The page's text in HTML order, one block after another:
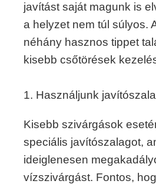
javítást saját magunk is
a helyzet nem túl súlyos.
néhány hasznos tippet
kisebb csőtörések
1. Használjunk
Kisebb szivárgások
speciális javítószalagot,
ideiglenesen
vízszivárgást. Fontos,